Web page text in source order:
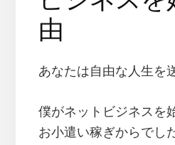
由
あなたは自由な人生を
僕がネットビジネスを
お小遣い稼ぎからでし